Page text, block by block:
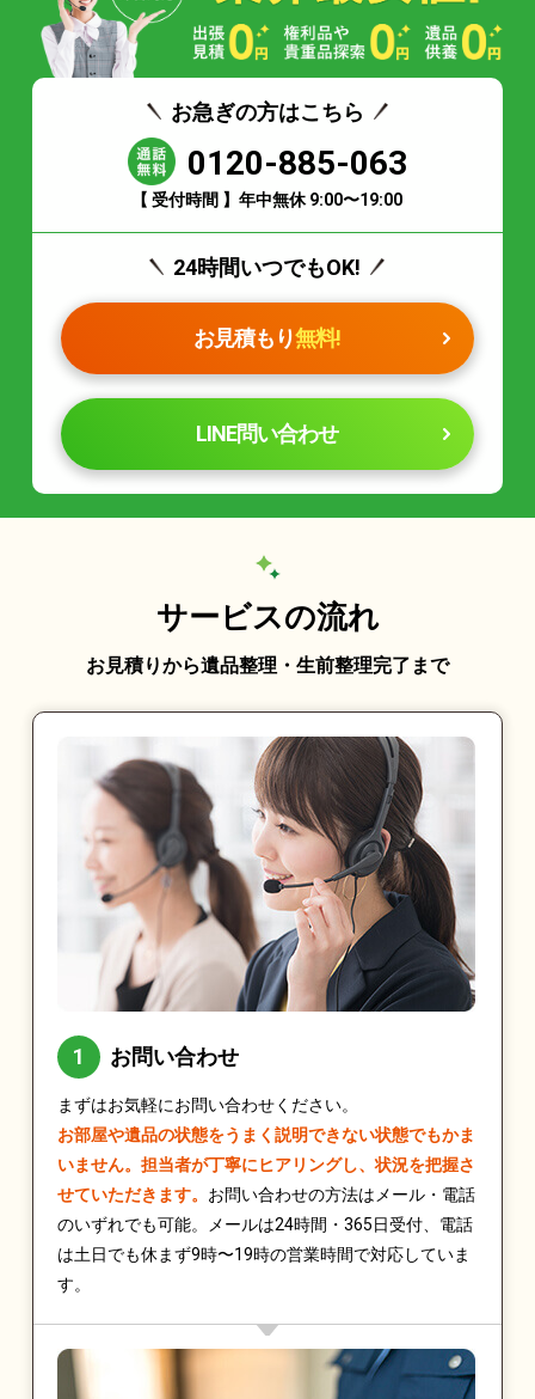
お急ぎの方はこちら
0120-885-063
【 受付時間 】年中無休 9:00〜19:00
24時間いつでもOK!
お見積もり無料!
LINE問い合わせ
サービスの流れ
お見積りから遺品整理・生前整理完了まで
お問い合わせ
まずはお気軽にお問い合わせください。
お部屋や遺品の状態をうまく説明できない状態でもかま
いません。担当者が丁寧にヒアリングし、状況を把握さ
せていただきます。 お問い合わせの方法はメール・電話
のいずれでも可能。メールは24時間・365日受付、電話
は土日でも休まず9時〜19時の営業時間で対応していま
す。